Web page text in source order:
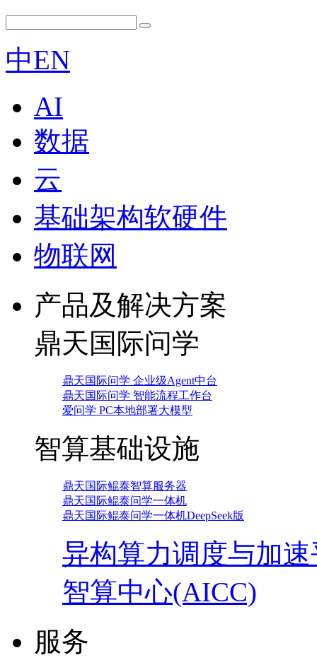
中EN
AI
数据
云
基础架构软硬件
物联网
产品及解决方案
鼎天国际问学
鼎天国际问学 企业级Agent中台
鼎天国际问学 智能流程工作台
爱问学 PC本地部署大模型
智算基础设施
鼎天国际鲲泰智算服务器
鼎天国际鲲泰问学一体机
鼎天国际鲲泰问学一体机DeepSeek版
异构算力调度与加
智算中心(AICC)
服务